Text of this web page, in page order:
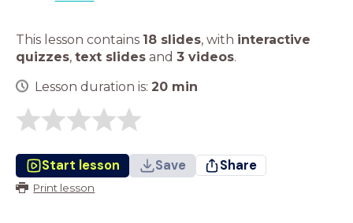
This lesson contains 18 slides, with interactive
quizzes, text slides and 3 videos.
Lesson duration is: 20 min
Start lesson Save Share
Print lesson